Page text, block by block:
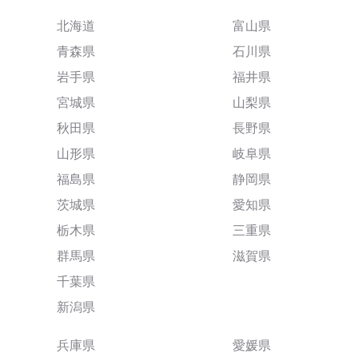
北海道
青森県
岩手県
宮城県
秋田県
山形県
福島県
茨城県
栃木県
群馬県
千葉県
新潟県
富山県
石川県
福井県
山梨県
長野県
岐阜県
静岡県
愛知県
三重県
滋賀県
兵庫県
愛媛県